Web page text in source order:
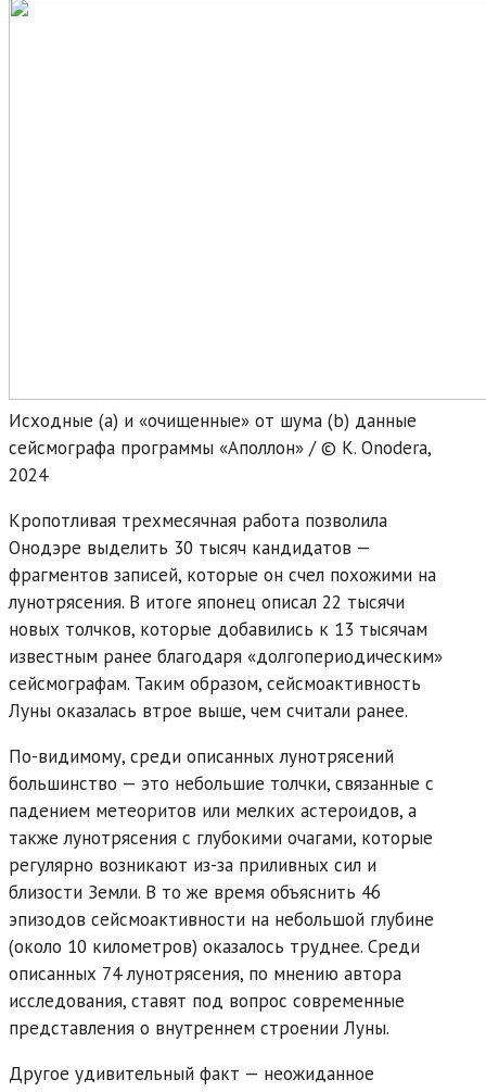
Исходные (а) и «очищенные» от шума (b) данные
сейсмографа программы «Аполлон» / © K. Onodera,
2024
Кропотливая трехмесячная работа позволила
Онодэре выделить 30 тысяч кандидатов —
фрагментов записей, которые он счел похожими на
лунотрясения. В итоге японец описал 22 тысячи
новых толчков, которые добавились к 13 тысячам
известным ранее благодаря «долгопериодическим»
сейсмографам. Таким образом, сейсмоактивность
Луны оказалась втрое выше, чем считали ранее.
По-видимому, среди описанных лунотрясений
большинство — это небольшие толчки, связанные с
падением метеоритов или мелких астероидов, а
также лунотрясения с глубокими очагами, которые
регулярно возникают из-за приливных сил и
близости Земли. В то же время объяснить 46
эпизодов сейсмоактивности на небольшой глубине
(около 10 километров) оказалось труднее. Среди
описанных 74 лунотрясения, по мнению автора
исследования, ставят под вопрос современные
представления о внутреннем строении Луны.
Другое удивительный факт — неожиданное